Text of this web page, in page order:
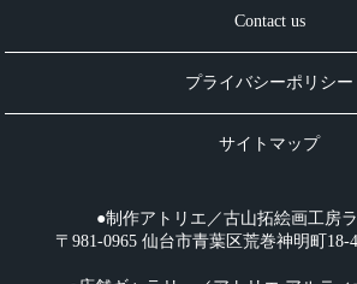
Contact us
プライバシーポリシー
サイトマップ
●制作アトリエ／古山拓絵画工房
〒981-0965 仙台市青葉区荒巻神明町18-